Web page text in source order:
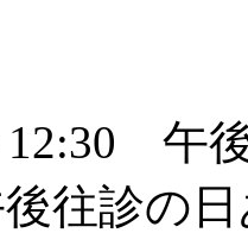
12:30 午
後往診の